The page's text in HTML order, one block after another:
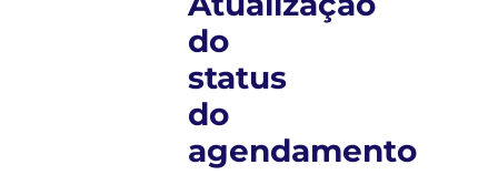
do
status
do
agendamento